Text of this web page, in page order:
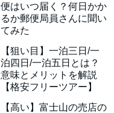
便はいつ届く？何日かか
るか郵便局員さんに聞い
てみた
【狙い目】一泊三日/一
泊四日/一泊五日とは？
意味とメリットを解説
【格安フリーツアー】
【高い】富士山の売店の